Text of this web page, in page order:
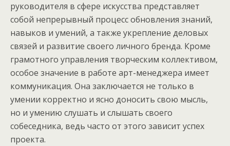
руководителя в сфере искусства представляет
собой непрерывный процесс обновления знаний,
навыков и умений, а также укрепление деловых
связей и развитие своего личного бренда. Кроме
грамотного управления творческим коллективом,
особое значение в работе арт-менеджера имеет
коммуникация. Она заключается не только в
умении корректно и ясно доносить свою мысль,
но и умению слушать и слышать своего
собеседника, ведь часто от этого зависит успех
проекта.